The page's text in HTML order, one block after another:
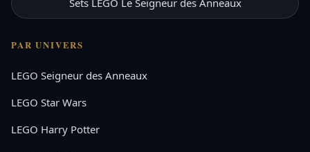
Sets LEGO Le Seigneur des Anneaux
PAR UNIVERS
LEGO Seigneur des Anneaux
LEGO Star Wars
LEGO Harry Potter